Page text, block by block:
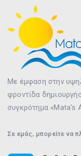
Με έμφαση στην
φροντίδα
συγκρότημα «Mata's
Σε εμάς, μπορείτε να